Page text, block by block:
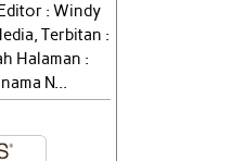
: Windy
Terbitan :
Halaman :
N...